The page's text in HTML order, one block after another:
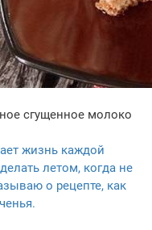
сгущенное молоко
жизнь каждой
летом, когда не
о рецепте, как